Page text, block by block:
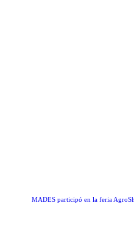
MADES participó en la feria